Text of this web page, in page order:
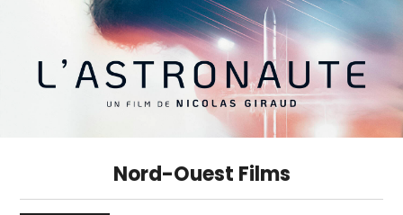
Nord-Ouest Films